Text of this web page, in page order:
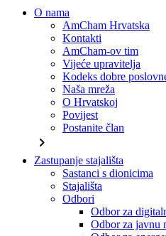
O nama
AmCham Hrvatska
Kontakti
AmCham-ov tim
Vijeće upravitelja
Kodeks dobre
Naša mreža
O Hrvatskoj
Povijest
Postanite član
chevron_right
Zastupanje stajališta
Sastanci s dionicima
Stajališta
Odbori
Odbor za
Odbor za javnu